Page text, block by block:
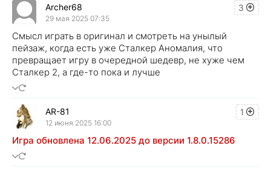
3
Archer68
29 мая 2025 07:35
Смысл играть в оригинал и смотреть на унылый
пейзаж, когда есть уже Сталкер Аномалия, что
превращает игру в очередной шедевр, не хуже чем
Сталкер 2, а где-то пока и лучше
1
AR-81
12 июня 2025 16:00
Игра обновлена 12.06.2025 до версии 1.8.0.15286